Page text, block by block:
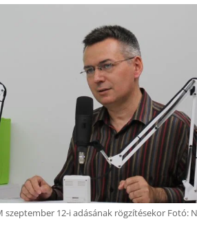
szeptember 12-i adásának rögzítésekor Fotó: